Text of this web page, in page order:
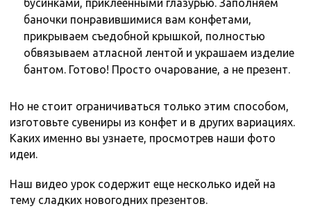
бусинками, приклеенными глазурью. Заполняем
баночки понравившимися вам конфетами,
прикрываем съедобной крышкой, полностью
обвязываем атласной лентой и украшаем изделие
бантом. Готово! Просто очарование, а не презент.
Но не стоит ограничиваться только этим способом,
изготовьте сувениры из конфет и в других вариациях.
Каких именно вы узнаете, просмотрев наши фото
идеи.
Наш видео урок содержит еще несколько идей на
тему сладких новогодних презентов.